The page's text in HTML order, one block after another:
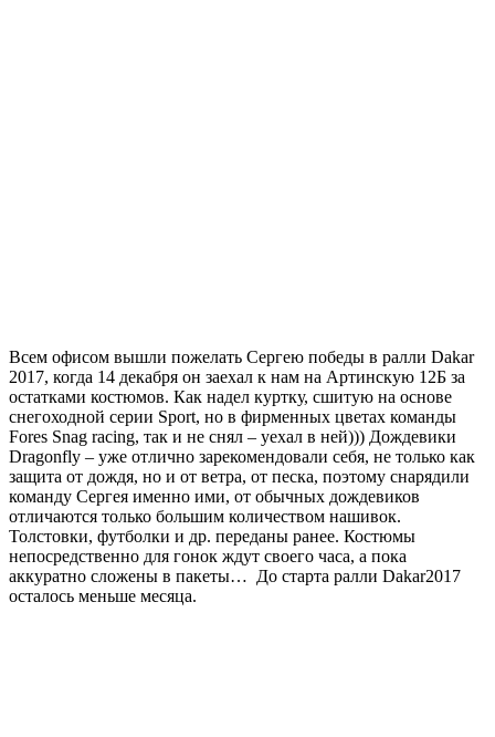
Всем офисом вышли пожелать Сергею победы в ралли Dakar
2017, когда 14 декабря он заехал к нам на Артинскую 12Б за
остатками костюмов. Как надел куртку, сшитую на основе
снегоходной серии Sport, но в фирменных цветах команды
Fores Snag racing, так и не снял – уехал в ней))) Дождевики
Dragonfly – уже отлично зарекомендовали себя, не только как
защита от дождя, но и от ветра, от песка, поэтому снарядили
команду Сергея именно ими, от обычных дождевиков
отличаются только большим количеством нашивок.
Толстовки, футболки и др. переданы ранее. Костюмы
непосредственно для гонок ждут своего часа, а пока
аккуратно сложены в пакеты… До старта ралли Dakar2017
осталось меньше месяца.